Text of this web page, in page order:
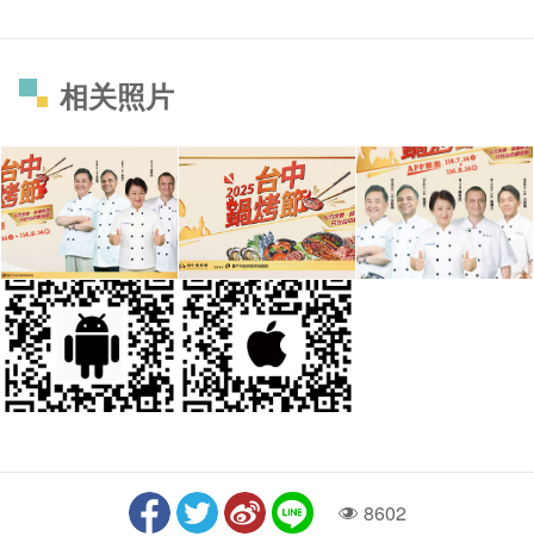
相关照片
人气8602